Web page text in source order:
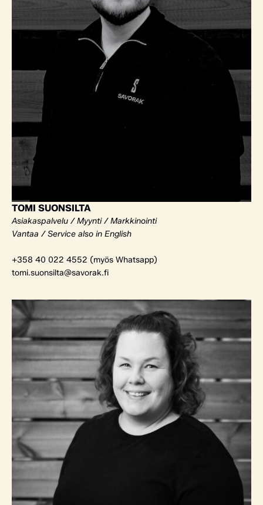
TOMI SUONSILTA
Asiakaspalvelu / Myynti / Markkinointi
Vantaa / Service also in English
+358 40 022 4552 (myös Whatsapp)
tomi.suonsilta@savorak.fi